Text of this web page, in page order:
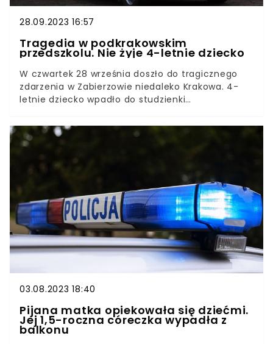
28.09.2023 16:57
Tragedia w podkrakowskim
przedszkolu. Nie żyje 4-letnie dziecko
W czwartek 28 września doszło do tragicznego
zdarzenia w Zabierzowie niedaleko Krakowa. 4-
letnie dziecko wpadło do studzienki
przekazała policja, mimo dołożenia wszelkich
starań, dziecka nie udało się uratować.
03.08.2023 18:40
Pijana matka opiekowała się dziećmi.
Jej 1,5-roczna córeczka wypadła z
balkonu